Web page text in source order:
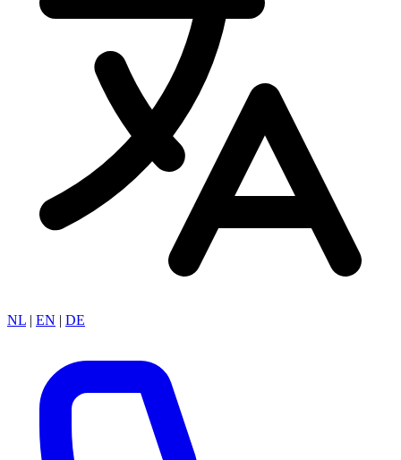
NL | EN | DE